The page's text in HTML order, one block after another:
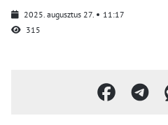
2025. augusztus 27.
11:17
315